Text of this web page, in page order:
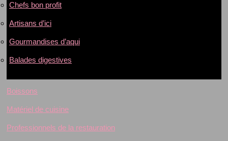
Chefs bon profit
Artisans d’ici
Gourmandises d’aqui
Balades digestives
Boissons
Matériel de cuisine
Professionnels de la restauration